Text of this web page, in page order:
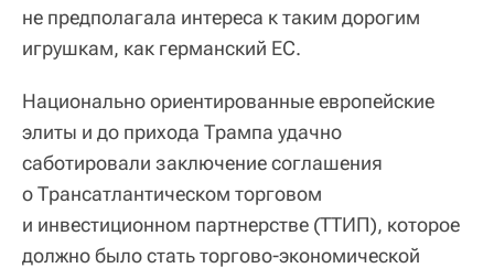
не предполагала интереса к таким дорогим
игрушкам, как германский ЕС.
Национально ориентированные европейские
элиты и до прихода Трампа удачно
саботировали заключение соглашения
о Трансатлантическом торговом
и инвестиционном партнерстве (ТТИП), которое
должно было стать торгово-экономической